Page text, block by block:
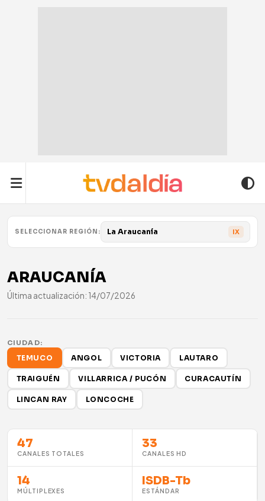
SELECCIONAR REGIÓN: La Araucanía IX
ARAUCANÍA
Última actualización: 14/07/2026
CIUDAD:
TEMUCO ANGOL VICTORIA LAUTARO
TRAIGUÉN VILLARRICA / PUCÓN CURACAUTÍN
LINCAN RAY LONCOCHE
47
CANALES TOTALES
33
CANALES HD
14
MÚLTIPLEXES
ISDB-Tb
ESTÁNDAR